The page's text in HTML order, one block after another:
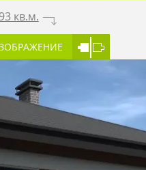
кв.м. .